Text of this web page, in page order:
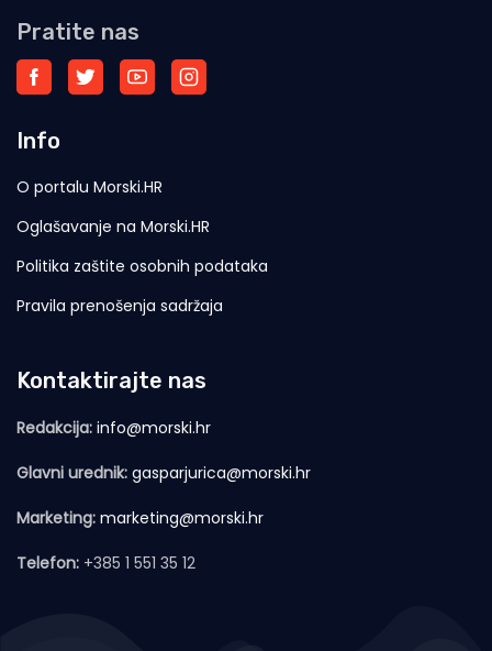
Pratite nas
Info
O portalu Morski.HR
Oglašavanje na Morski.HR
Politika zaštite osobnih podataka
Pravila prenošenja sadržaja
Kontaktirajte nas
Redakcija: info@morski.hr
Glavni urednik: gasparjurica@morski.hr
Marketing: marketing@morski.hr
Telefon: +385 1 551 35 12